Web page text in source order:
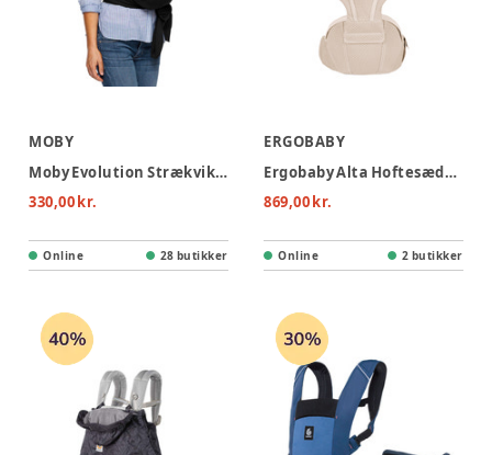
MOBY
Moby Evolution Strækvikle - Black
330,00 kr.
Online 28 butikker
ERGOBABY
Ergobaby Alta Hoftesæde - Natural Beige
869,00 kr.
Online 2 butikker